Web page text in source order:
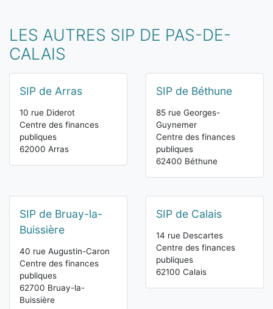
LES AUTRES SIP DE PAS-DE-
CALAIS
SIP de Arras
10 rue Diderot
Centre des finances
publiques
62000 Arras
SIP de Béthune
85 rue Georges-
Guynemer
Centre des finances
publiques
62400 Béthune
SIP de Bruay-la-
Buissière
40 rue Augustin-Caron
Centre des finances
publiques
62700 Bruay-la-
Buissière
SIP de Calais
14 rue Descartes
Centre des finances
publiques
62100 Calais